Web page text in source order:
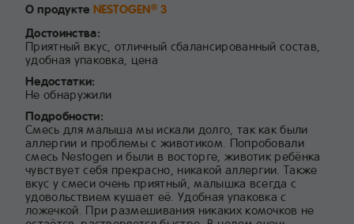
О продукте NESTOGEN®3
Достоинства:
Приятный вкус, отличный сбалансированный состав,
удобная упаковка, цена
Недостатки:
Не обнаружили
Подробности:
Смесь для малыша мы искали долго, так как были
аллергии и проблемы с животиком. Попробовали
смесь Nestogen и были в восторге, животик ребёнка
чувствует себя прекрасно, никакой аллергии. Также
вкус у смеси очень приятный, малышка всегда с
удовольствием кушает её. Удобная упаковка с
ложечкой. При размешивания никаких комочков не